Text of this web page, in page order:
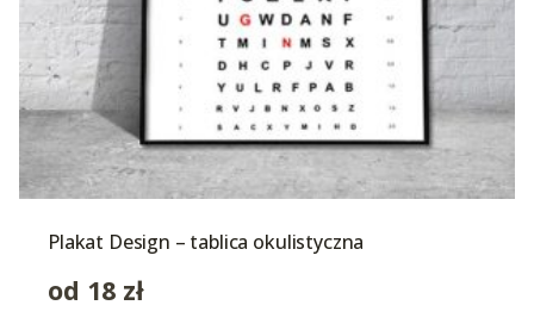
Plakat Design – tablica okulistyczna
od 18 zł